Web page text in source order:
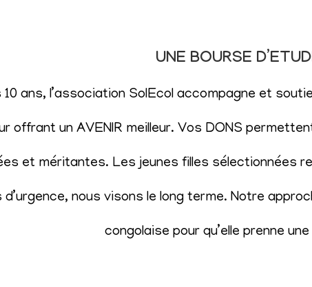
UNE BOURSE
10 ans, l’association SolEcol accompagne et
offrant un AVENIR meilleur. Vos DONS
et méritantes. Les jeunes filles sélectionnées
d’urgence, nous visons le long terme. Notre
congolaise pour qu’elle prenne